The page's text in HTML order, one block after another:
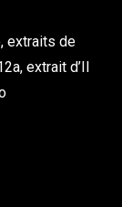
extraits de
extrait d’Il